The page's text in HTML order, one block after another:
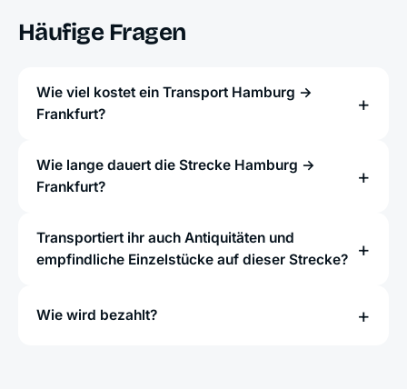
Häufige Fragen
Wie viel kostet ein Transport Hamburg →
Frankfurt?
Wie lange dauert die Strecke Hamburg →
Frankfurt?
Transportiert ihr auch Antiquitäten und
empfindliche Einzelstücke auf dieser Strecke?
Wie wird bezahlt?